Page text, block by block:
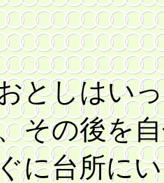
としはい
その後を
に台所に